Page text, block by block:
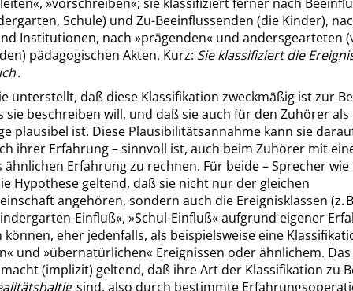
Schule) und Zu-Beeinflussenden (die Kinder),
Institutionen, nach »prägenden« und andersgearteten
pädagogischen Akten. Kurz: Sie klassifiziert die
.
unterstellt, daß diese Klassifikation zweckmäßig ist zur
sie beschreiben will, und daß sie auch für den Zuhörer als
plausibel ist. Diese Plausibilitätsannahme kann sie
ihrer Erfahrung – sinnvoll ist, auch beim Zuhörer mit
Erfahrung zu rechnen. Für beide – Sprecher wie
Hypothese geltend, daß sie nicht nur der gleichen
angehören, sondern auch die Ereignisklassen (z.
Einfluß«, »Schul-Einfluß«aufgrund eigener
eher jedenfalls, als beispielsweise eine
« und »übernatürlichen« Ereignissen oder ähnlichem.
(implizit) geltend, daß ihre Art der Klassifikation zu
sind, also durch bestimmte